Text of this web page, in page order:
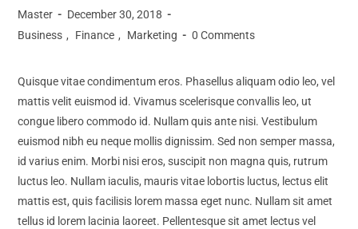
Master
December 30, 2018
Business , Finance , Marketing 0 Comments
Quisque vitae condimentum eros. Phasellus aliquam odio leo, vel
mattis velit euismod id. Vivamus scelerisque convallis leo, ut
congue libero commodo id. Nullam quis ante nisi. Vestibulum
euismod nibh eu neque mollis dignissim. Sed non semper massa,
id varius enim. Morbi nisi eros, suscipit non magna quis, rutrum
luctus leo. Nullam iaculis, mauris vitae lobortis luctus, lectus elit
mattis est, quis facilisis lorem massa eget nunc. Nullam sit amet
tellus id lorem lacinia laoreet. Pellentesque sit amet lectus vel